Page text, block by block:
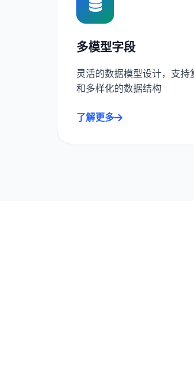
多模型字段
灵活的数据模型设计，支持
和多样化的数据结构
了解更多